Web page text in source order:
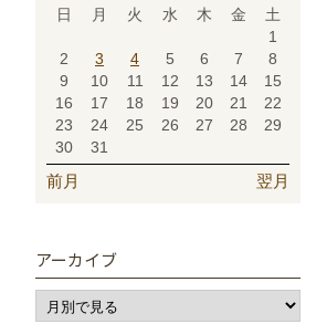
日 月 火 水 木 金
土
1
2
3 4 5 6 7
8
9
10 11 12 13 14
15
16
17 18 19 20 21
22
23
24 25 26 27 28
29
30
31
前月 翌月
アーカイブ